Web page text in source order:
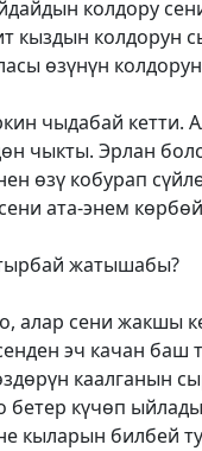
колдору
кыздын колдорун
өзүнүн
чыдабай кетти.
чыкты. Эрлан
өзү кобурап
ата-энем
жатышабы?
алар сени жакшы
эч качан баш
каалганын
бетер күчөп
кыларын билбей